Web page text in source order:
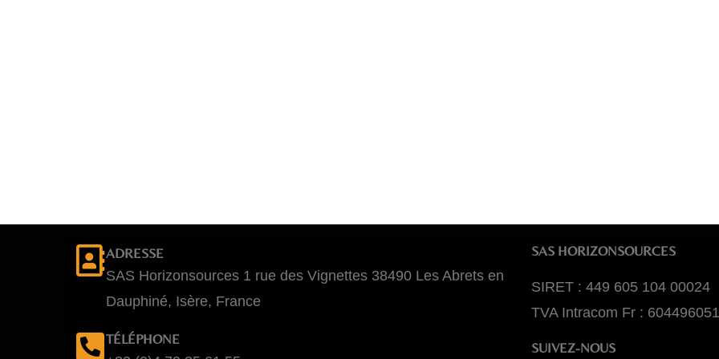
ADRESSE
SAS Horizonsources 1 rue des Vignettes 38490 Les Abrets en
Dauphiné, Isère, France
TÉLÉPHONE
SAS HORIZONSOURCES
SIRET : 449 605 104 00024
TVA Intracom Fr :
SUIVEZ-NOUS